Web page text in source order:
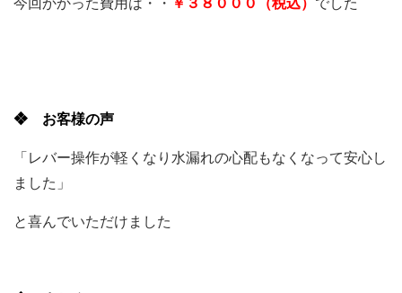
❖ お客様の声
「レバー操作が軽くなり水漏れの心配もなくなって安心し
ました」
と喜んでいただけました